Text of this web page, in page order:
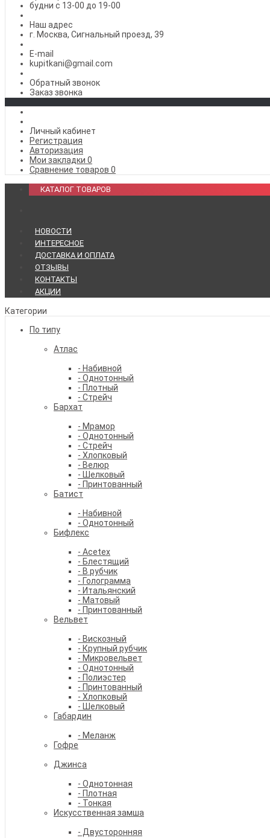
будни с 13-00 до 19-00
Наш адрес
г. Москва, Сигнальный проезд, 39
E-mail
kupitkani@gmail.com
Обратный звонок
Заказ звонка
Личный кабинет
Регистрация
Авторизация
Мои закладки 0
Сравнение товаров 0
КАТАЛОГ ТОВАРОВ
НОВОСТИ
ИНТЕРЕСНОЕ
ДОСТАВКА И ОПЛАТА
ОТЗЫВЫ
КОНТАКТЫ
АКЦИИ
Категории
По типу
Атлас
- Набивной
- Однотонный
- Плотный
- Стрейч
Бархат
- Мрамор
- Однотонный
- Стрейч
- Хлопковый
- Велюр
- Шелковый
- Принтованный
Батист
- Набивной
- Однотонный
Бифлекс
- Acetex
- Блестящий
- В рубчик
- Голограмма
- Итальянский
- Матовый
- Принтованный
Вельвет
- Вискозный
- Крупный рубчик
- Микровельвет
- Однотонный
- Полиэстер
- Принтованный
- Хлопковый
- Шелковый
Габардин
- Меланж
Гофре
Джинса
- Однотонная
- Плотная
- Тонкая
Искусственная замша
- Двусторонняя